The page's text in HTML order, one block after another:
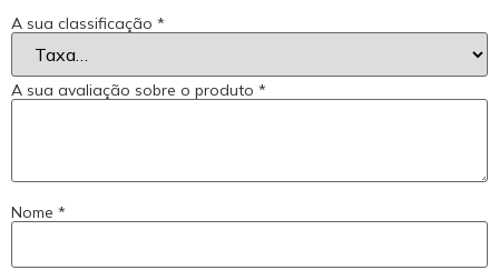
A sua classificação *
A sua avaliação sobre o produto *
Nome *